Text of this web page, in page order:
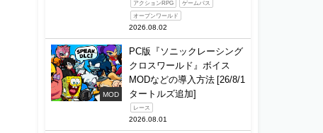
アクションRPG ゲームパス
オープンワールド
2026.08.02
MOD
PC版『ソニックレーシング
クロスワールド』ボイス
MODなどの導入方法 [26/8/1
タートルズ追加]
レース
2026.08.01